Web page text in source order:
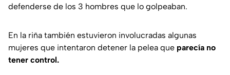
defenderse de los 3 hombres que lo golpeaban.
En la riña también estuvieron involucradas algunas
mujeres que intentaron detener la pelea que parecía no
tener control.